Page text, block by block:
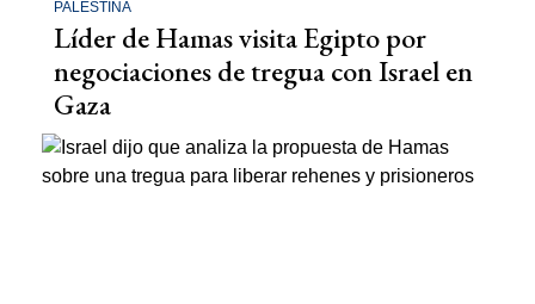
PALESTINA
Líder de Hamas visita Egipto por
negociaciones de tregua con Israel en
Gaza